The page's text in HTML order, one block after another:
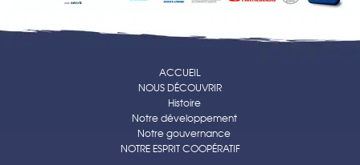
ACCUEIL
NOUS DÉCOUVRIR
Histoire
Notre développement
Notre gouvernance
NOTRE ESPRIT COOPÉRATIF